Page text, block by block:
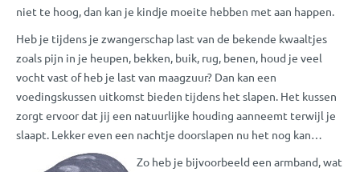
niet te hoog, dan kan je kindje moeite hebben met aan happen.
Heb je tijdens je zwangerschap last van de bekende kwaaltjes
zoals pijn in je heupen, bekken, buik, rug, benen, houd je veel
vocht vast of heb je last van maagzuur? Dan kan een
voedingskussen uitkomst bieden tijdens het slapen. Het kussen
zorgt ervoor dat jij een natuurlijke houding aanneemt terwijl je
slaapt. Lekker even een nachtje doorslapen nu het nog kan…
Zo heb je bijvoorbeeld een armband, wat